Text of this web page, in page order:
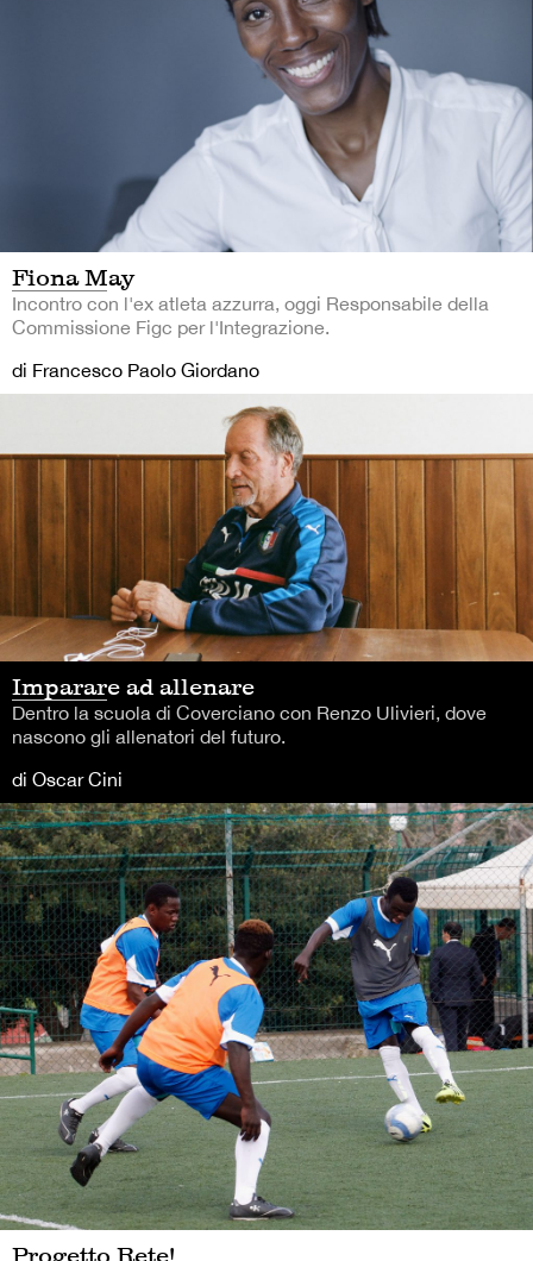
Fiona May
Incontro con l'ex atleta azzurra, oggi Responsabile della
Commissione Figc per l'Integrazione.
di Francesco Paolo Giordano
Imparare ad allenare
Dentro la scuola di Coverciano con Renzo Ulivieri, dove
nascono gli allenatori del futuro.
di Oscar Cini